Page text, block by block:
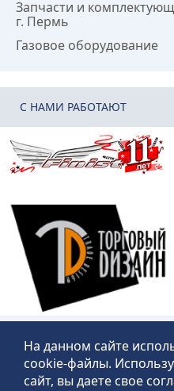
Запчасти и
г. Пермь
Газовое оборудование
C НАМИ РАБОТАЮТ
Создание и
©2018 – 2026
общественного
На данном сайте
cookie-файлы.
сайт, вы даете свое